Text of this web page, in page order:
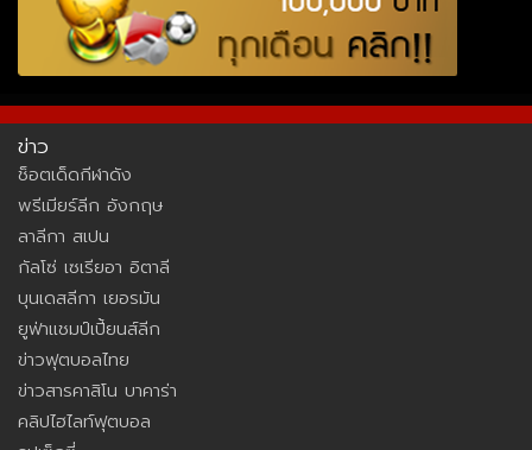
ข่าว
ช็อตเด็ดกีฬาดัง
พรีเมียร์ลีก อังกฤษ
ลาลีกา สเปน
กัลโซ่ เซเรียอา อิตาลี
บุนเดสลีกา เยอรมัน
ยูฟ่าแชมป์เปี้ยนส์ลีก
ข่าวฟุตบอลไทย
ข่าวสารคาสิโน บาคาร่า
คลิปไฮไลท์ฟุตบอล